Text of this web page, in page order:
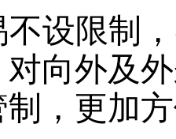
不设限制
向外及
，更加